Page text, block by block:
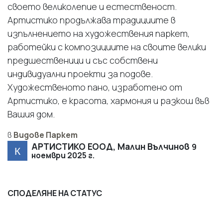
своето великолепие и естественост.
Артистико продължава традициите в
изпълнението на художествения паркет,
работейки с композициите на своите велики
предшественици и със собствени
индивидуални проекти за подове.
Художественото пано, изработено от
Артистико, е красота, хармония и разкош във
Вашия дом.
в Видове Паркет
АРТИСТИКО ЕООД, Малин Вълчинов 9
ноември 2025 г.
СПОДЕЛЯНЕ НА СТАТУС